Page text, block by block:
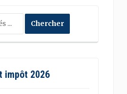
impôt 2026